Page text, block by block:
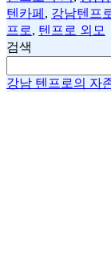
자
텐카페 , 강남텐프
프로, 텐프로 외모
검색
강남 텐프로의 자